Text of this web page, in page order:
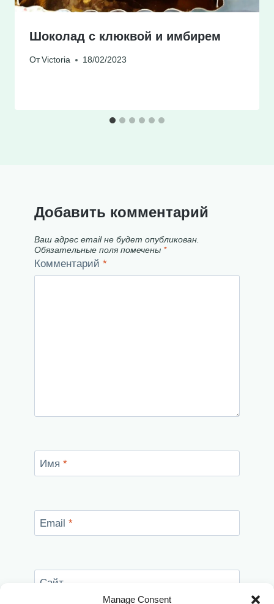
Manage Consent
Шоколад с клюквой и имбирем
От Victoria 18/02/2023
Добавить комментарий
Ваш адрес email не будет опубликован.
Обязательные поля помечены *
Комментарий *
Имя *
Email *
Сайт